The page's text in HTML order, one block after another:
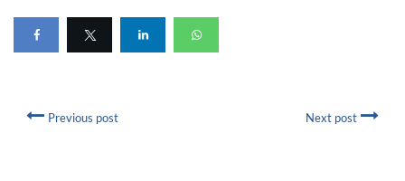
Previous post Next post